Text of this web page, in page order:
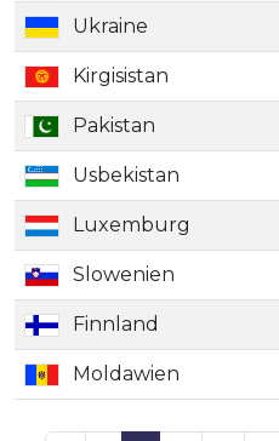
Ukraine
Kirgisistan
Pakistan
Usbekistan
Luxemburg
Slowenien
Finnland
Moldawien